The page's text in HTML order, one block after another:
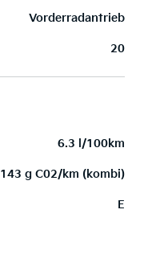
Vorderradantrieb
20
6.3 l/100km
143 g C02/km (kombi)
E